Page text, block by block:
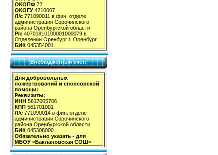
ОКОПФ 72
ОКОГУ 4210007
Л/с 771090011 в фин. отделе
администрации Сорочинского
района Оренбургской области
Р/с 40701810100001000079 в
Отделении Оренбург г. Оренбург
БИК 045354001
Внебюджетный счет:
Для добровольных
пожертвований и спонсорской
помощи:
Реквизиты:
ИНН 5617005706
КПП 561701001
Л/с 771090014 в фин. отделе
администрации Сорочинского
района Оренбургской области
БИК 045308000
Обязательно указать - для
МБОУ «Баклановская СОШ»